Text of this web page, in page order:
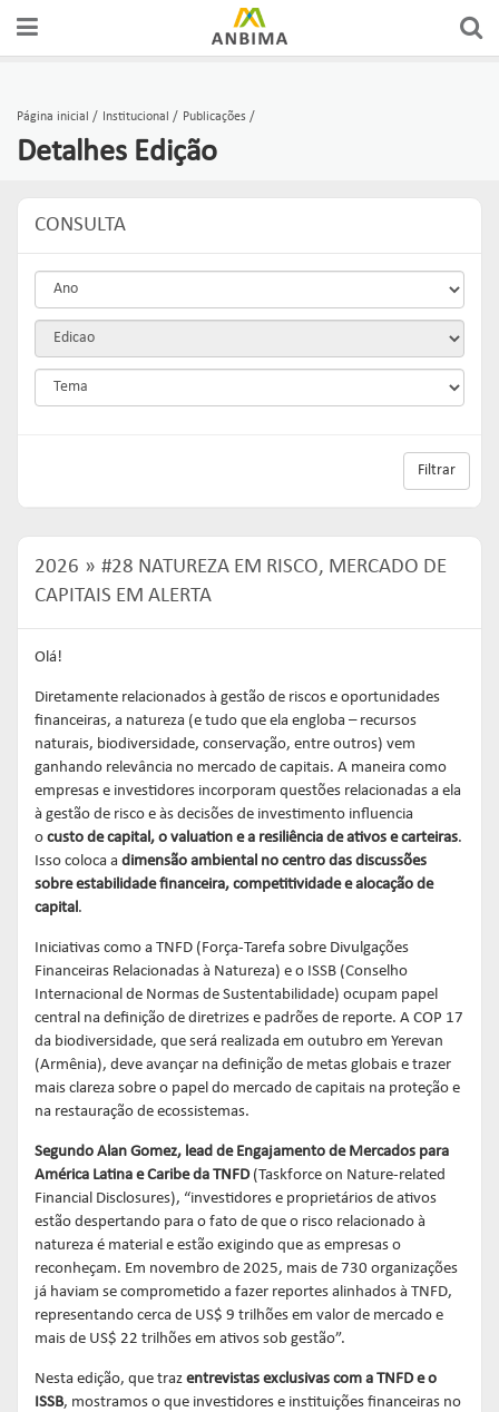
Página inicial Institucional Publicações
Detalhes Edição
CONSULTA
Filtrar
2026
#28 NATUREZA EM RISCO, MERCADO DE
CAPITAIS EM ALERTA
Olá!
Diretamente relacionados à gestão de riscos e oportunidades
financeiras, a natureza (e tudo que ela engloba – recursos
naturais, biodiversidade, conservação, entre outros) vem
ganhando relevância no mercado de capitais. A maneira como
empresas e investidores incorporam questões relacionadas a ela
à gestão de risco e às decisões de investimento influencia
o custo de capital, o valuation e a resiliência de ativos e carteiras.
Isso coloca a dimensão ambiental no centro das discussões
sobre estabilidade financeira, competitividade e alocação de
capital.
Iniciativas como a TNFD (Força-Tarefa sobre Divulgações
Financeiras Relacionadas à Natureza) e o ISSB (Conselho
Internacional de Normas de Sustentabilidade) ocupam papel
central na definição de diretrizes e padrões de reporte. A COP 17
da biodiversidade, que será realizada em outubro em Yerevan
(Armênia), deve avançar na definição de metas globais e trazer
mais clareza sobre o papel do mercado de capitais na proteção e
na restauração de ecossistemas.
Segundo Alan Gomez, lead de Engajamento de Mercados para
América Latina e Caribe da TNFD(Taskforce on Nature-related
Financial Disclosures), “investidores e proprietários de ativos
estão despertando para o fato de que o risco relacionado à
natureza é material e estão exigindo que as empresas o
reconheçam. Em novembro de 2025, mais de 730 organizações
já haviam se comprometido a fazer reportes alinhados à TNFD,
representando cerca de US$ 9 trilhões em valor de mercado e
mais de US$ 22 trilhões em ativos sob gestão”.
Nesta edição, que traz entrevistas exclusivas com a TNFD e o
ISSB, mostramos o que investidores e instituições financeiras no